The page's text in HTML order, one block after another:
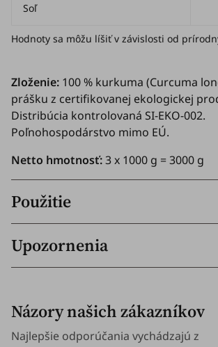
Soľ
Hodnoty sa môžu líšiť v závislosti od
Zloženie: 100 % kurkuma (Curcuma
prášku z certifikovanej ekologickej
Distribúcia kontrolovaná SI-EKO-002.
Poľnohospodárstvo mimo EÚ.
Netto hmotnosť:3 x 1000 g = 3000 g
Použitie
Upozornenia
Názory našich zákazníkov
Najlepšie odporúčania vychádzajú z